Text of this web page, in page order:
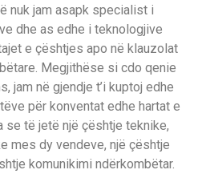
nuk jam asapk specialist i
dhe as edhe i teknologjive
e çështjes apo në klauzolat
Megjithëse si cdo qenie
jam në gjendje t’i kuptoj edhe
për konventat edhe hartat e
se të jetë një çështje teknike,
mes dy vendeve, një çështje
komunikimi ndërkombëtar.